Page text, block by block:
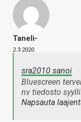
Taneli-
2.3.2020
sra2010 sanoi
Bluescreen
nv tiedosto
Napsauta